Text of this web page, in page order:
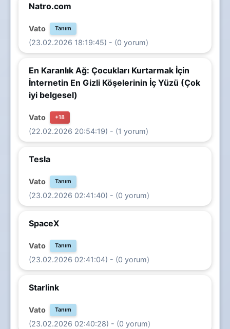
Natro.com
Vato Tanım
(23.02.2026 18:19:45) - (0 yorum)
En Karanlık Ağ: Çocukları Kurtarmak İçin
İnternetin En Gizli Köşelerinin İç Yüzü (Çok
iyi belgesel)
Vato +18
(22.02.2026 20:54:19) - (1 yorum)
Tesla
Vato Tanım
(23.02.2026 02:41:40) - (0 yorum)
SpaceX
Vato Tanım
(23.02.2026 02:41:04) - (0 yorum)
Starlink
Vato Tanım
(23.02.2026 02:40:28) - (0 yorum)